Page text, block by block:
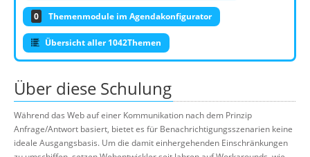
0 Themenmodule im Agendakonfigurator
Übersicht aller 1042Themen
Über diese Schulung
Während das Web auf einer Kommunikation nach dem Prinzip
Anfrage/Antwort basiert, bietet es für Benachrichtigungsszenarien keine
ideale Ausgangsbasis. Um die damit einhergehenden Einschränkungen